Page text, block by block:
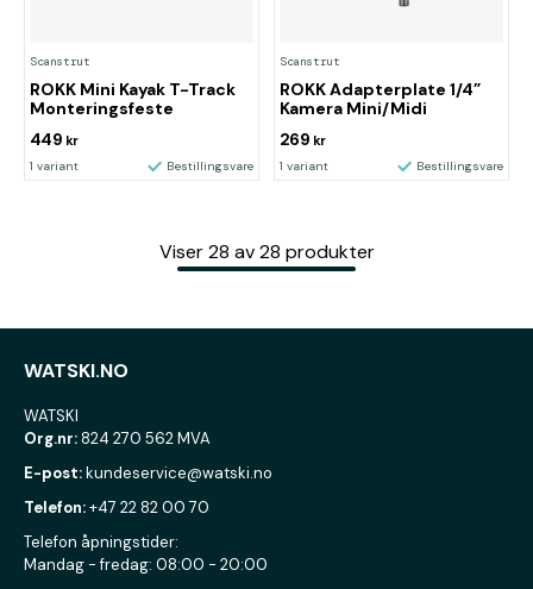
Scanstrut
ROKK Mini Kayak T-Track
Monteringsfeste
449 kr
1 variant Bestillingsvare
Scanstrut
ROKK Adapterplate 1/4”
Kamera Mini/Midi
269 kr
1 variant Bestillingsvare
Viser 28 av 28 produkter
WATSKI.NO
WATSKI
Org.nr:824 270 562 MVA
E-post:kundeservice@watski.no
Telefon:+47 22 82 00 70
Telefon åpningstider:
Mandag - fredag: 08:00 - 20:00